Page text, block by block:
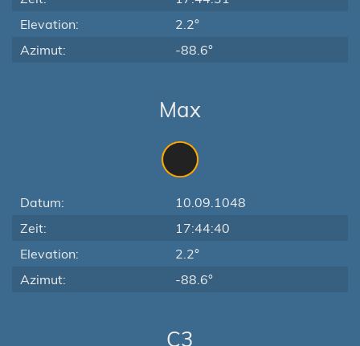
Elevation:
2.2°
Azimut:
-88.6°
Max
Datum:
10.09.1048
Zeit:
17:44:40
Elevation:
2.2°
Azimut:
-88.6°
C3